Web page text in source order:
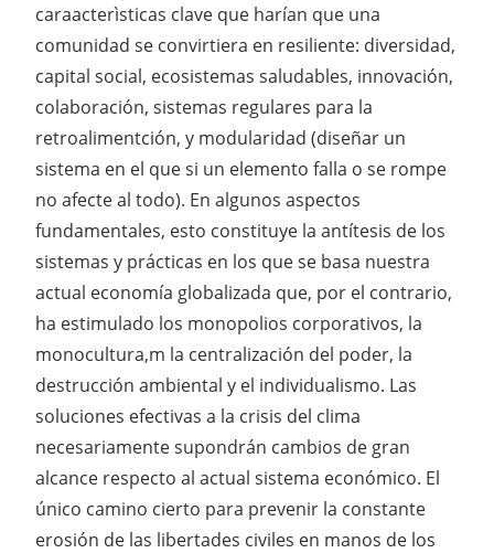
caraacterìsticas clave que harían que una
comunidad se convirtiera en resiliente: diversidad,
capital social, ecosistemas saludables, innovación,
colaboración, sistemas regulares para la
retroalimentción, y modularidad (diseñar un
sistema en el que si un elemento falla o se rompe
no afecte al todo). En algunos aspectos
fundamentales, esto constituye la antítesis de los
sistemas y prácticas en los que se basa nuestra
actual economía globalizada que, por el contrario,
ha estimulado los monopolios corporativos, la
monocultura,m la centralización del poder, la
destrucción ambiental y el individualismo. Las
soluciones efectivas a la crisis del clima
necesariamente supondrán cambios de gran
alcance respecto al actual sistema económico. El
único camino cierto para prevenir la constante
erosión de las libertades civiles en manos de los